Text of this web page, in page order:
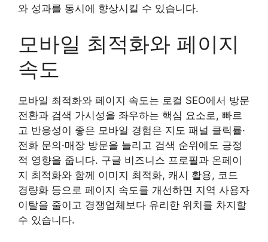
와 성과를 동시에 향상시킬 수 있습니다.
모바일 최적화와 페이지
속도
모바일 최적화와 페이지 속도는 로컬 SEO에서 방문
전환과 검색 가시성을 좌우하는 핵심 요소로, 빠르
고 반응성이 좋은 모바일 경험은 지도 패널 클릭률·
전화 문의·매장 방문을 늘리고 검색 순위에도 긍정
적 영향을 줍니다. 구글 비즈니스 프로필과 온페이
지 최적화와 함께 이미지 최적화, 캐시 활용, 코드
경량화 등으로 페이지 속도를 개선하면 지역 사용자
이탈을 줄이고 경쟁업체보다 유리한 위치를 차지할
수 있습니다.